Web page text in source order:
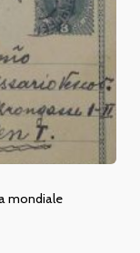
mondiale